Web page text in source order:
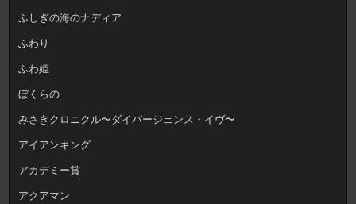
ふしぎの海のナディア
ふわり
ふわ姫
ぼくらの
みさきクロニクル〜ダイバージェンス・イヴ〜
アイアンキング
アカデミー賞
アクアマン